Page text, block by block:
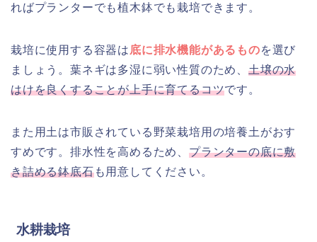
ればプランターでも植木鉢でも栽培できます。
栽培に使用する容器は 底に排水機能があるものを選び
ましょう。葉ネギは多湿に弱い性質のため、 土壌の水
はけを良くすることが上手に育てるコツです。
また用土は市販されている野菜栽培用の培養土がおす
すめです。排水性を高めるため、 プランターの底に敷
き詰める鉢底石も用意してください。
水耕栽培